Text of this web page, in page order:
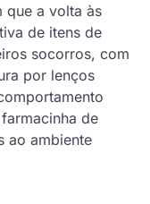
que a volta às
de itens de
socorros, com
por lenços
de
ao ambiente